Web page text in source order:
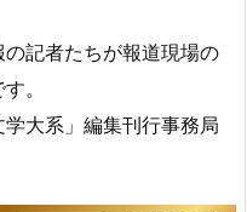
の記者たちが報道現場の
。
大系」編集刊行事務局